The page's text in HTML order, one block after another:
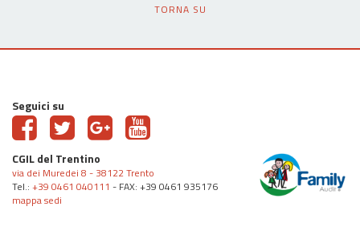
TORNA SU
Seguici su
CGIL del Trentino
via dei Muredei 8 - 38122 Trento
Tel.: +39 0461 040111 - FAX: +39 0461 935176
mappa sedi